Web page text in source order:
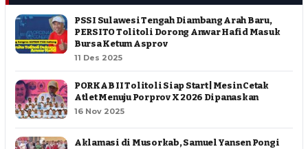
PSSI Sulawesi Tengah Diambang Arah Baru,
PERSITO Tolitoli Dorong Anwar Hafid Masuk
Bursa Ketum Asprov
11 Des 2025
PORKAB II Tolitoli Siap Start | Mesin Cetak
Atlet Menuju Porprov X 2026 Dipanaskan
16 Nov 2025
Aklamasi di Musorkab, Samuel Yansen Pongi